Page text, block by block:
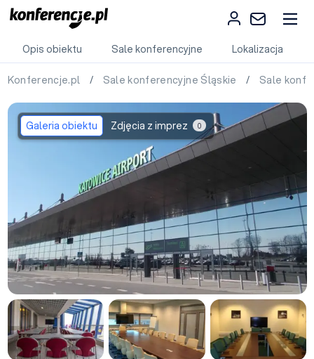
Opis obiektu Sale konferencyjne Lokalizacja
Konferencje.pl / Sale konferencyjne Śląskie / Sale
Galeria obiektu Zdjęcia z imprez 0